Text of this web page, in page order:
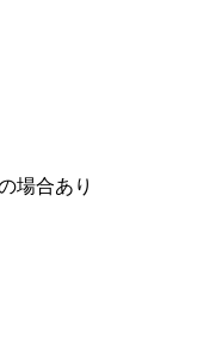
場合あり